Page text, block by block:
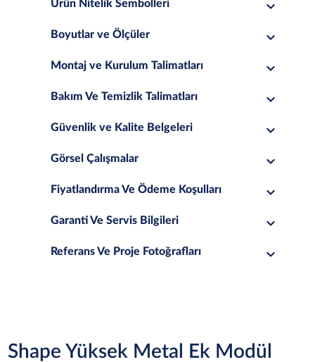
Ürün Nitelik Sembolleri
Boyutlar ve Ölçüler
Montaj ve Kurulum Talimatları
Bakım Ve Temizlik Talimatları
Güvenlik ve Kalite Belgeleri
Görsel Çalışmalar
Fiyatlandırma Ve Ödeme Koşulları
Garanti Ve Servis Bilgileri
Referans Ve Proje Fotoğrafları
Shape Yüksek Metal Ek Modül